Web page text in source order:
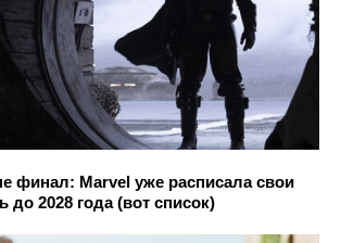
финал: Marvel уже расписала свои
2028 года (вот список)